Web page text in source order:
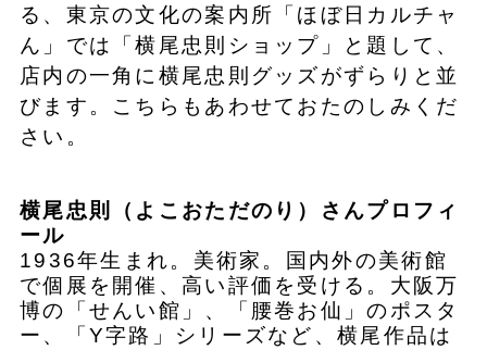
る、東京の文化の案内所「ほぼ日カルチャ
ん」では「横尾忠則ショップ」と題して、
店内の一角に横尾忠則グッズがずらりと並
びます。こちらもあわせておたのしみくだ
さい。
横尾忠則（よこおただのり）さんプロフィ
ール
1936年生まれ。美術家。国内外の美術館
で個展を開催、高い評価を受ける。大阪万
博の「せんい館」、「腰巻お仙」のポスタ
ー、「Y字路」シリーズなど、横尾作品は